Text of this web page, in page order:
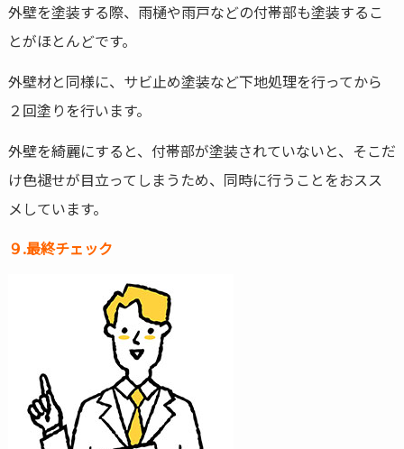
外壁を塗装する際、雨樋や雨戸などの付帯部も塗装するこ
とがほとんどです。
外壁材と同様に、サビ止め塗装など下地処理を行ってから
２回塗りを行います。
外壁を綺麗にすると、付帯部が塗装されていないと、そこだ
け色褪せが目立ってしまうため、同時に行うことをおスス
メしています。
９.最終チェック